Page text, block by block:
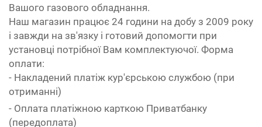
Вашого газового обладнання.
Наш магазин працює 24 години на добу з 2009 року
і завжди на зв'язку і готовий допомогти при
установці потрібної Вам комплектуючої. Форма
оплати:
- Накладений платіж кур'єрською службою (при
отриманні)
- Оплата платіжною карткою Приватбанку
(передоплата)